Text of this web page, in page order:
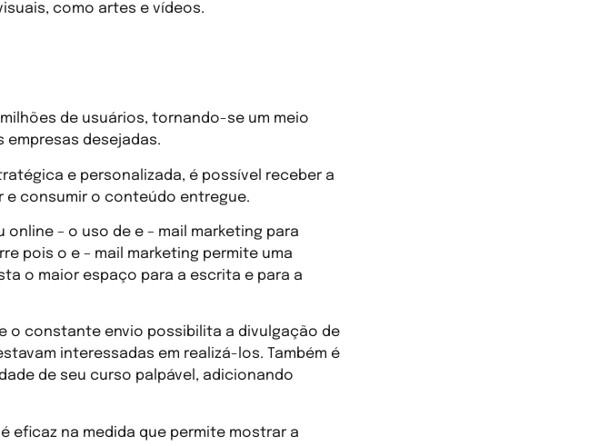
como artes e vídeos.
de usuários, tornando-se um meio
desejadas.
e personalizada, é possível receber a
e consumir o conteúdo entregue.
– o uso de e – mail marketing para
pois o e – mail marketing permite uma
o maior espaço para a escrita e para a
o constante envio possibilita a divulgação de
interessadas em realizá-los. Também é
de seu curso palpável, adicionando
eficaz na medida que permite mostrar a